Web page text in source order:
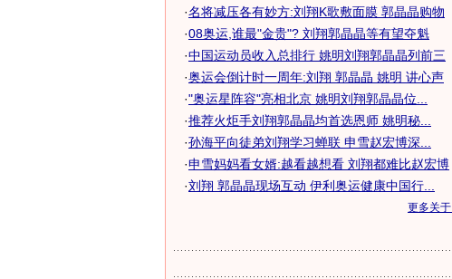
·名将减压各有妙方:刘翔K歌敷面膜 郭晶晶购物
·08奥运,谁最"金贵"? 刘翔郭晶晶等有望夺魁
·中国运动员收入总排行 姚明刘翔郭晶晶列前三
·奥运会倒计时一周年:刘翔 郭晶晶 姚明 讲心声
·"奥运星阵容"亮相北京 姚明刘翔郭晶晶位...
·推荐火炬手刘翔郭晶晶均首选恩师 姚明秘...
·孙海平向徒弟刘翔学习蝉联 申雪赵宏博深...
·申雪妈妈看女婿:越看越想看 刘翔都难比赵宏博
·刘翔 郭晶晶现场互动 伊利奥运健康中国行...
更多关于